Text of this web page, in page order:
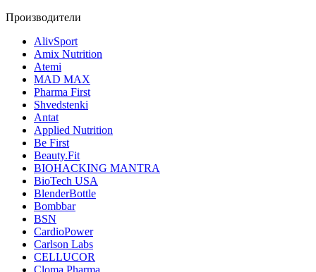
Производители
AlivSport
Amix Nutrition
Atemi
MAD MAX
Pharma First
Shvedstenki
Antat
Applied Nutrition
Be First
Beauty.Fit
BIOHACKING MANTRA
BioTech USA
BlenderBottle
Bombbar
BSN
CardioPower
Carlson Labs
CELLUCOR
Cloma Pharma